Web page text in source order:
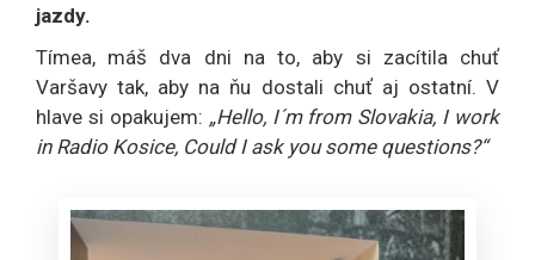
jazdy.
Tímea, máš dva dni na to, aby si zacítila chuť
Varšavy tak, aby na ňu dostali chuť aj ostatní. V
hlave si opakujem: „Hello, I´m from Slovakia, I work
in Radio Kosice, Could I ask you some questions?“